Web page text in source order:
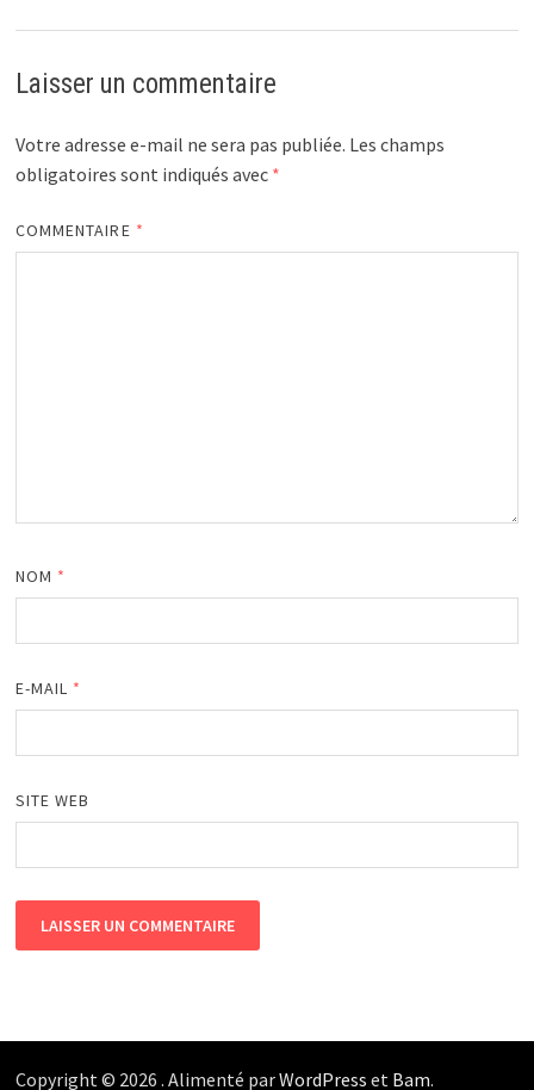
Laisser un commentaire
Votre adresse e-mail ne sera pas publiée. Les champs
obligatoires sont indiqués avec *
COMMENTAIRE *
NOM *
E-MAIL *
SITE WEB
Copyright © 2026 . Alimenté parWordPress et Bam.